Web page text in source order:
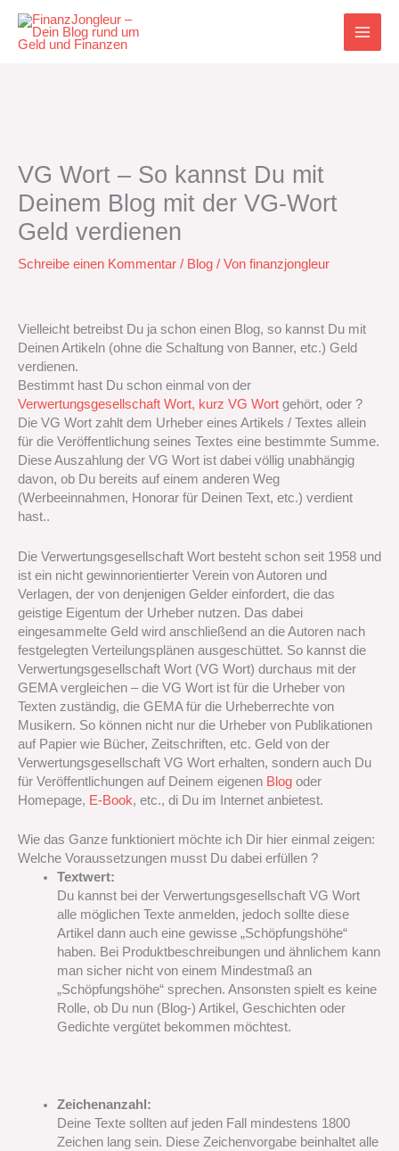
Inhalt
springen
VG Wort – So kannst Du mit
Deinem Blog mit der VG-Wort
Geld verdienen
Schreibe einen Kommentar / Blog / Von finanzjongleur
Vielleicht betreibst Du ja schon einen Blog, so kannst Du mit
Deinen Artikeln (ohne die Schaltung von Banner, etc.) Geld
verdienen.
Bestimmt hast Du schon einmal von der
Verwertungsgesellschaft Wort, kurz VG Wort gehört, oder ?
Die VG Wort zahlt dem Urheber eines Artikels / Textes allein
für die Veröffentlichung seines Textes eine bestimmte Summe.
Diese Auszahlung der VG Wort ist dabei völlig unabhängig
davon, ob Du bereits auf einem anderen Weg
(Werbeeinnahmen, Honorar für Deinen Text, etc.) verdient
hast..
Die Verwertungsgesellschaft Wort besteht schon seit 1958 und
ist ein nicht gewinnorientierter Verein von Autoren und
Verlagen, der von denjenigen Gelder einfordert, die das
geistige Eigentum der Urheber nutzen. Das dabei
eingesammelte Geld wird anschließend an die Autoren nach
festgelegten Verteilungsplänen ausgeschüttet. So kannst die
Verwertungsgesellschaft Wort (VG Wort) durchaus mit der
GEMA vergleichen – die VG Wort ist für die Urheber von
Texten zuständig, die GEMA für die Urheberrechte von
Musikern. So können nicht nur die Urheber von Publikationen
auf Papier wie Bücher, Zeitschriften, etc. Geld von der
Verwertungsgesellschaft VG Wort erhalten, sondern auch Du
für Veröffentlichungen auf Deinem eigenen Blog oder
Homepage, E-Book, etc., di Du im Internet anbietest.
Wie das Ganze funktioniert möchte ich Dir hier einmal zeigen:
Welche Voraussetzungen musst Du dabei erfüllen ?
Textwert:
Du kannst bei der Verwertungsgesellschaft VG Wort
alle möglichen Texte anmelden, jedoch sollte diese
Artikel dann auch eine gewisse „Schöpfungshöhe“
haben. Bei Produktbeschreibungen und ähnlichem kann
man sicher nicht von einem Mindestmaß an
„Schöpfungshöhe“ sprechen. Ansonsten spielt es keine
Rolle, ob Du nun (Blog-) Artikel, Geschichten oder
Gedichte vergütet bekommen möchtest.
Zeichenanzahl:
Deine Texte sollten auf jeden Fall mindestens 1800
Zeichen lang sein. Diese Zeichenvorgabe beinhaltet alle